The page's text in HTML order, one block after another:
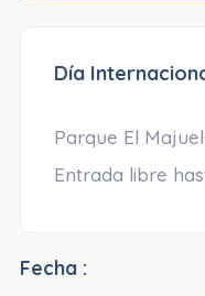
Día
Parque El
Entrada libre
Fecha :